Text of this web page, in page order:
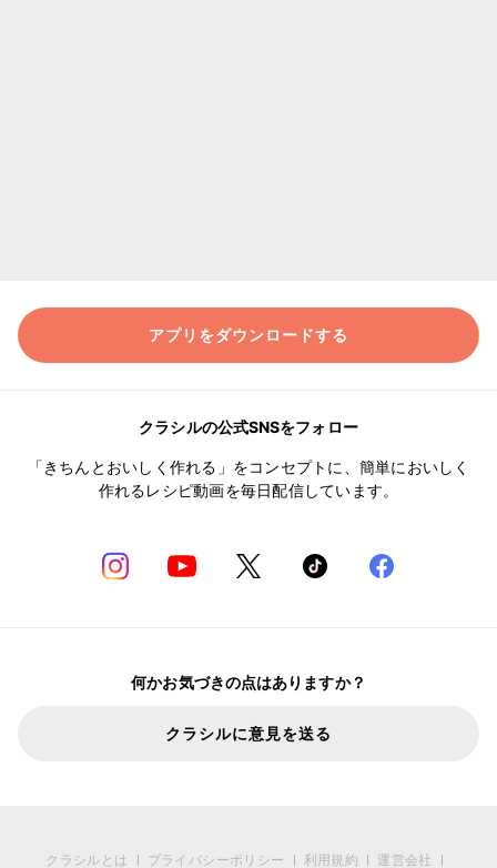
アプリをダウンロードする
クラシルの公式SNSをフォロー
「きちんとおいしく作れる」をコンセプトに、簡単においしく
作れるレシピ動画を毎日配信しています。
何かお気づきの点はありますか？
クラシルに意見を送る
クラシルとは プライバシーポリシー 利用規約 運営会社